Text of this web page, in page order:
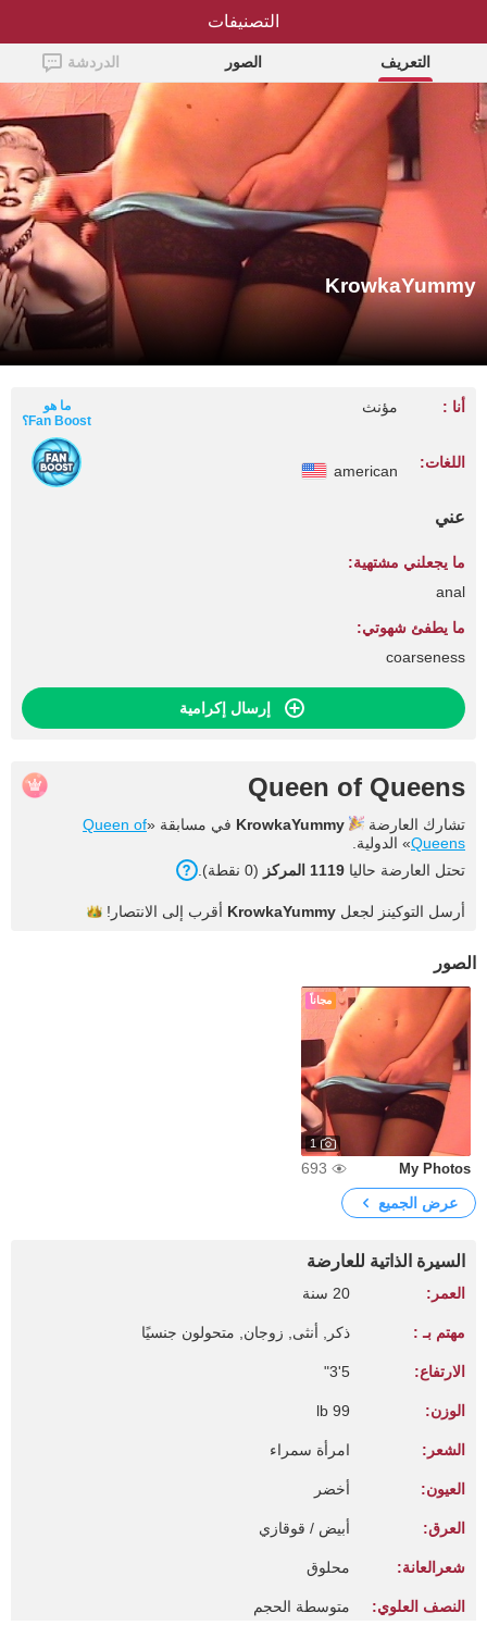
KrowkaYummy
التعريف الصور الدردشة
KrowkaYummy
أنا : مؤنث
اللغات: american
ما هو
Fan Boost؟
عني
ما يجعلني مشتهية:
anal
ما يطفئ شهوتي:
coarseness
إرسال إكرامية
Queen of Queens
تشارك العارضة KrowkaYummy في مسابقة «Queen of
Queens» الدولية.
تحتل العارضة حاليا 1119 المركز (0 نقطة).
أرسل التوكينز لجعل KrowkaYummy أقرب إلى الانتصار!
الصور
مجاناً
1
My Photos
693
عرض الجميع
السيرة الذاتية للعارضة
العمر: 20 سنة
مهتم بـ : ذكر, أنثى, زوجان, متحولون جنسيًا
الارتفاع: 5'3"
الوزن: 99 lb
الشعر: امرأة سمراء
العيون: أخضر
العرق: أبيض / قوقازي
شعرالعانة: محلوق
النصف العلوي: متوسطة الحجم
التصنيفات